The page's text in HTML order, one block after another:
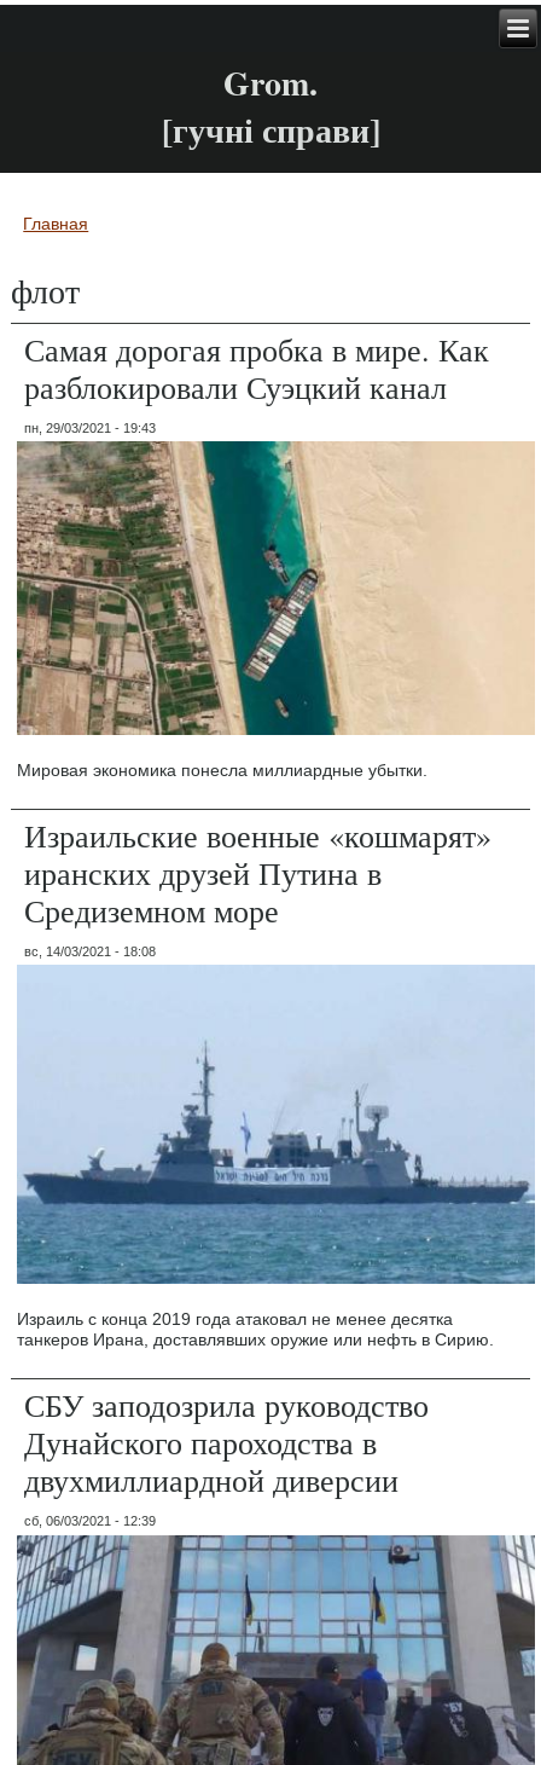
Grom.
[гучні справи]
Вы здесь
Главная
флот
Самая дорогая пробка в мире. Как
разблокировали Суэцкий канал
пн, 29/03/2021 - 19:43
Мировая экономика понесла миллиардные убытки.
Израильские военные «кошмарят»
иранских друзей Путина в
Средиземном море
вс, 14/03/2021 - 18:08
Израиль с конца 2019 года атаковал не менее десятка
танкеров Ирана, доставлявших оружие или нефть в Сирию.
СБУ заподозрила руководство
Дунайского пароходства в
двухмиллиардной диверсии
сб, 06/03/2021 - 12:39